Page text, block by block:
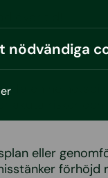
nödvändiga
få en
eller
förhöjd